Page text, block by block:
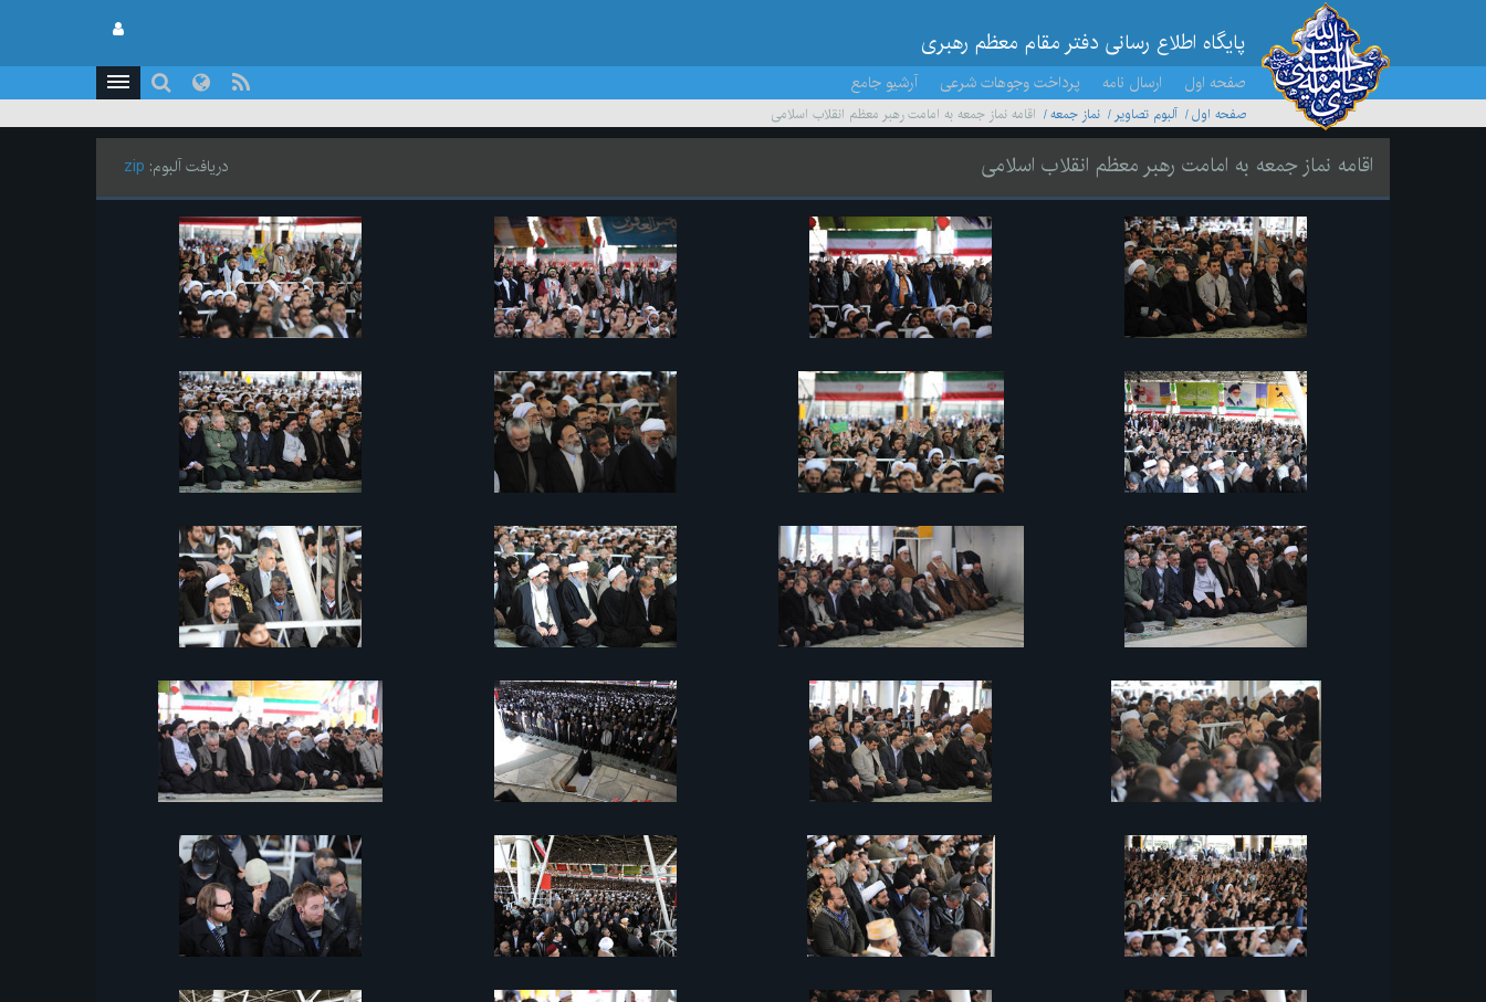
پایگاه اطلاع رسانی دفتر مقام معظم رهبری
صفحه اول ارسال نامه پرداخت وجوهات شرعی آرشیو جامع
صفحه اول آلبوم تصاویر نماز جمعه اقامه نماز جمعه به امامت رهبر معظم انقلاب اسلامی
اقامه نماز جمعه به امامت رهبر معظم انقلاب اسلامی دریافت آلبوم: zip